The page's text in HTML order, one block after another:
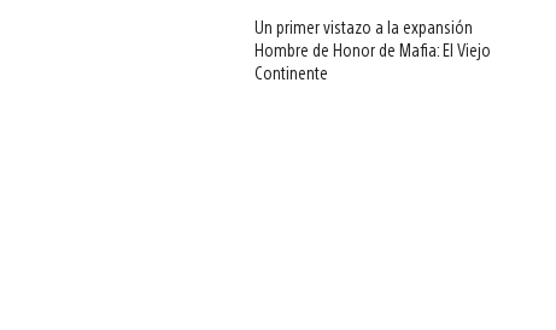
Un primer vistazo a la expansión
Hombre de Honor de Mafia: El Viejo
Continente